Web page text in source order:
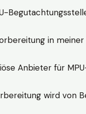
in meiner
Anbieter für
wird von